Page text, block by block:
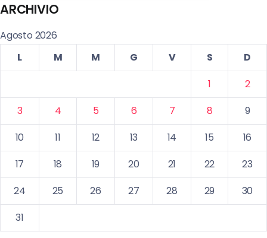
ARCHIVIO
Agosto 2026
L
M M G V S
D
1
2
3
4 5 6 7 8
9
10
11 12 13 14 15
16
17
18 19 20 21 22
23
24
25 26 27 28 29
30
31